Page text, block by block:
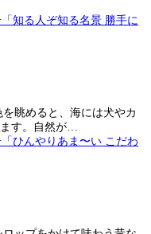
眺めると、海には犬やカ
す。自然が…